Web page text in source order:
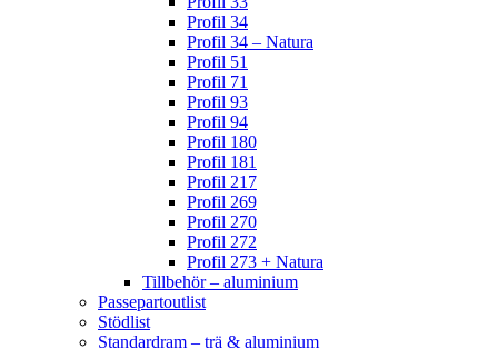
Profil 34
Profil 34 – Natura
Profil 51
Profil 71
Profil 93
Profil 94
Profil 180
Profil 181
Profil 217
Profil 269
Profil 270
Profil 272
Profil 273 + Natura
Tillbehör – aluminium
Passepartoutlist
Stödlist
Standardram – trä & aluminium